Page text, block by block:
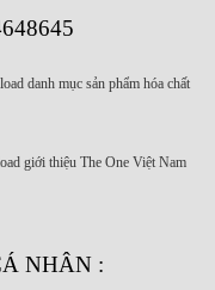
danh mục sản phẩm hóa chất
giới thiệu The One Việt Nam
NHÂN :